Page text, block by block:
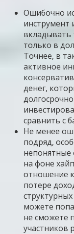
Ошибочно
инструмент
вкладывать
только в
Точнее, в
активное
денег,
сравнить с
Не менее
подряд,
непонятные
на фоне
отношение
потере
можете
не сможете
участников